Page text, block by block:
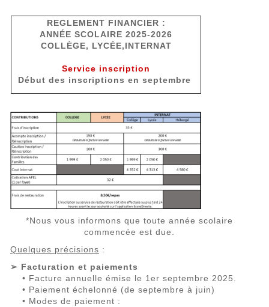
REGLEMENT FINANCIER :
ANNÉE SCOLAIRE 2025-2026
COLLÈGE, LYCÉE,INTERNAT
Service inscription
Début des inscriptions en septembre
*Nous vous informons que toute année scolaire
commencée est due.
Quelques précisions :
➢ Facturation et paiements
• Facture annuelle émise le 1er septembre 2025.
• Paiement échelonné (de septembre à juin)
• Modes de paiement :